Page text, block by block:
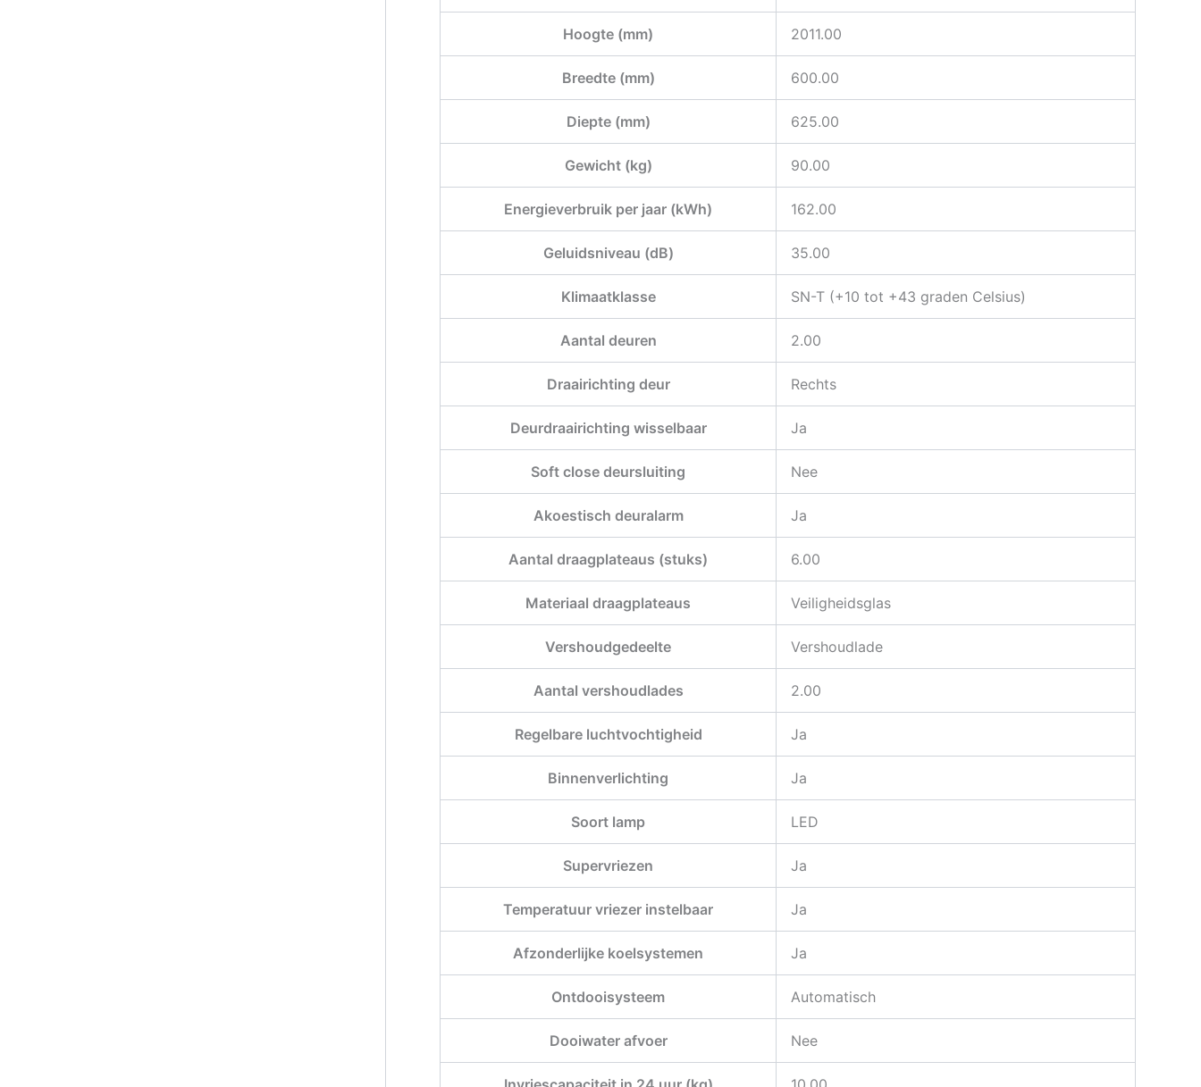
Hoogte (mm) 2011.00
Breedte (mm) 600.00
Diepte (mm) 625.00
Gewicht (kg) 90.00
Energieverbruik per jaar (kWh) 162.00
Geluidsniveau (dB) 35.00
Klimaatklasse SN-T (+10 tot +43 graden Celsius)
Aantal deuren 2.00
Draairichting deur Rechts
Deurdraairichting wisselbaar Ja
Soft close deursluiting Nee
Akoestisch deuralarm Ja
Aantal draagplateaus (stuks) 6.00
Materiaal draagplateaus Veiligheidsglas
Vershoudgedeelte Vershoudlade
Aantal vershoudlades 2.00
Regelbare luchtvochtigheid Ja
Binnenverlichting Ja
Soort lamp LED
Supervriezen Ja
Temperatuur vriezer instelbaar Ja
Afzonderlijke koelsystemen Ja
Ontdooisysteem Automatisch
Dooiwater afvoer Nee